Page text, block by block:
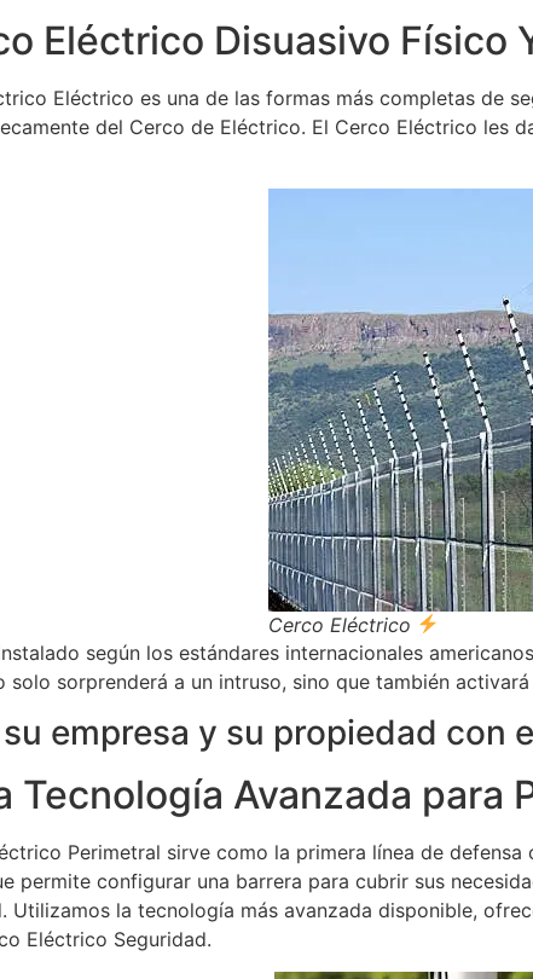
Eléctrico Disuasivo
Eléctrico es una de las formas más completas de
del Cerco de Eléctrico. El Cerco Eléctrico les
Cerco Eléctrico
según los estándares internacionales
solo sorprenderá a un intruso, sino que también
empresa y su propiedad con
Tecnología Avanzada para
Perimetral sirve como la primera línea de
permite configurar una barrera para cubrir sus
Utilizamos la tecnología más avanzada disponible,
Eléctrico Seguridad.